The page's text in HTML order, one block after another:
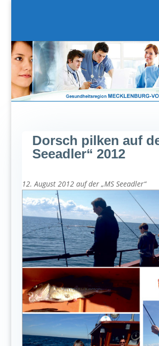
Dorsch pilken auf
Seeadler“ 2012
12. August 2012 auf der „MS Seeadler“